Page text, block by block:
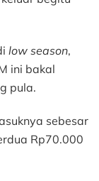
low season,
ini bakal
pula.
sebesar
Rp70.000